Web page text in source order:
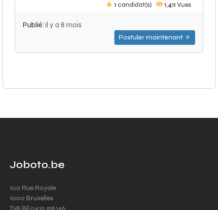
1 candidat(s) 1,411 Vues
Publié: il y a 8 mois
Postuler maintenant
Joboto.be
100 Rue Royale
1000 Bruxelles
TVA BE0432.916.146